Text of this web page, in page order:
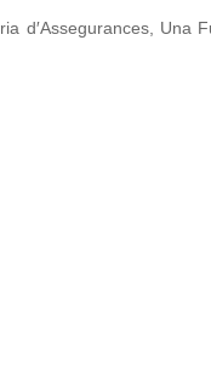
d′Assegurances, Una